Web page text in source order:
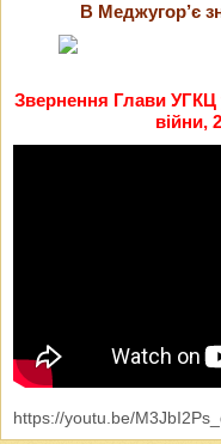
В Меджугор’є
Звернення Глави УГКЦ
війни,
https://youtu.be/